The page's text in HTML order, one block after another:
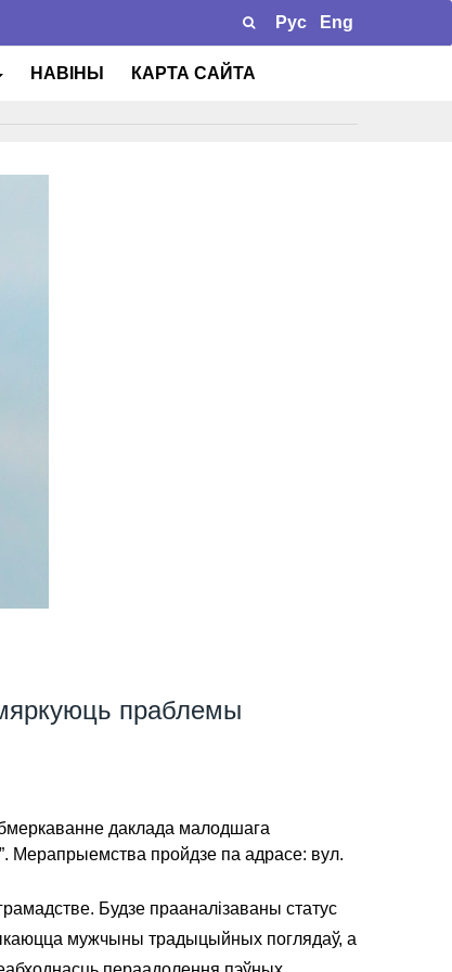
Рус Eng
НАВІНЫ КАРТА САЙТА
праблемы
даклада малодшага
Мерапрыемства пройдзе па адрасе: вул.
Будзе прааналізаваны статус
мужчыны традыцыйных поглядаў, а